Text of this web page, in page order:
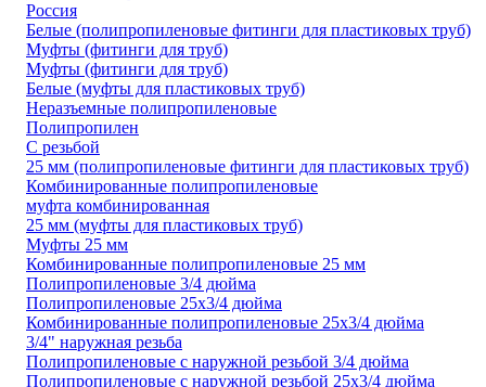
Россия
Белые (полипропиленовые фитинги для пластиковых труб)
Муфты (фитинги для труб)
Муфты (фитинги для труб)
Белые (муфты для пластиковых труб)
Неразъемные полипропиленовые
Полипропилен
С резьбой
25 мм (полипропиленовые фитинги для пластиковых труб)
Комбинированные полипропиленовые
муфта комбинированная
25 мм (муфты для пластиковых труб)
Муфты 25 мм
Комбинированные полипропиленовые 25 мм
Полипропиленовые 3/4 дюйма
Полипропиленовые 25х3/4 дюйма
Комбинированные полипропиленовые 25х3/4 дюйма
3/4" наружная резьба
Полипропиленовые с наружной резьбой 3/4 дюйма
Полипропиленовые с наружной резьбой 25х3/4 дюйма